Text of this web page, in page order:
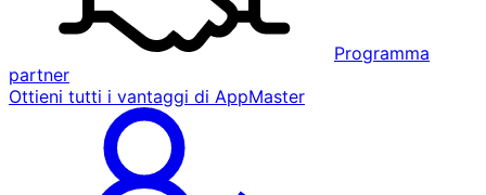
Programma
partner
Ottieni tutti i vantaggi di AppMaster